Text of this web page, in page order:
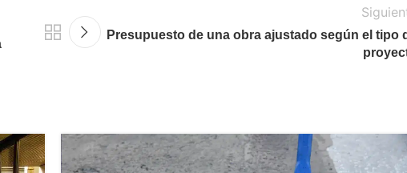
Presupuesto de una obra ajustado según el tipo